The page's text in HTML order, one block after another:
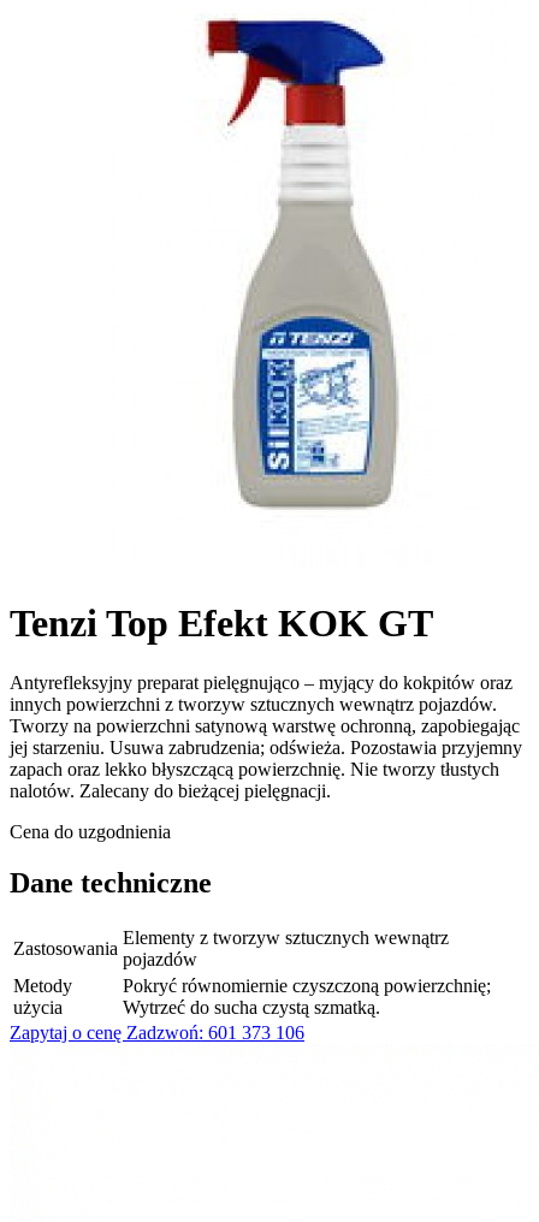
Tenzi Top Efekt KOK GT
Antyrefleksyjny preparat pielęgnująco – myjący do kokpitów oraz
innych powierzchni z tworzyw sztucznych wewnątrz pojazdów.
Tworzy na powierzchni satynową warstwę ochronną, zapobiegając
jej starzeniu. Usuwa zabrudzenia; odświeża. Pozostawia przyjemny
zapach oraz lekko błyszczącą powierzchnię. Nie tworzy tłustych
nalotów. Zalecany do bieżącej pielęgnacji.
Cena do uzgodnienia
Dane techniczne
Zastosowania
Elementy z tworzyw sztucznych wewnątrz
pojazdów
Metody
użycia
Pokryć równomiernie czyszczoną powierzchnię;
Wytrzeć do sucha czystą szmatką.
Zapytaj o cenę Zadzwoń: 601 373 106